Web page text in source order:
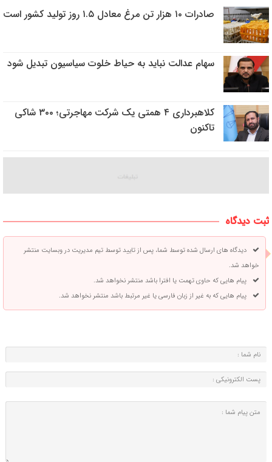
صادرات ۱۰ هزار تن مرغ معادل ۱.۵ روز تولید کشور است
سهام عدالت نباید به حیاط خلوت سیاسیون تبدیل شود
کلاهبرداری ۴ همتی یک شرکت مهاجرتی؛ ۳۰۰ شاکی
تاکنون
ثبت دیدگاه
دیدگاه های ارسال شده توسط شما، پس از تایید توسط تیم مدیریت در وبسایت منتشر
خواهد شد.
پیام هایی که حاوی تهمت یا افترا باشد منتشر نخواهد شد.
پیام هایی که به غیر از زبان فارسی یا غیر مرتبط باشد منتشر نخواهد شد.